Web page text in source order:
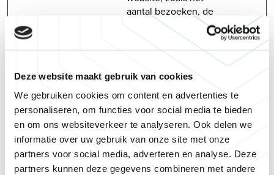
Deze website maakt gebruik van cookies
We gebruiken cookies om content en advertenties te
personaliseren, om functies voor social media te bieden
en om ons websiteverkeer te analyseren. Ook delen we
informatie over uw gebruik van onze site met onze
partners voor social media, adverteren en analyse. Deze
partners kunnen deze gegevens combineren met andere
aantal bezoeken, de
gemiddelde tijd die
op de website is
doorgebracht en
welke pagina's zijn
gelezen.
_vwo_uuid fcgroninge
n.nl
Gebruikt door Visual
Website Optimizer
om ervoor te zorgen
dat dezelfde
gebruikersinterfacev
ariant wordt
1 jaar